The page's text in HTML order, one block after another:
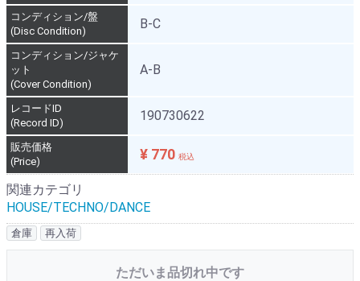
コンディション/盤
(Disc Condition)
B-C
コンディション/ジャケ
ット
(Cover Condition)
A-B
レコードID
(Record ID)
190730622
販売価格
(Price)
¥ 770 税込
関連カテゴリ
HOUSE/TECHNO/DANCE
倉庫 再入荷
ただいま品切れ中です